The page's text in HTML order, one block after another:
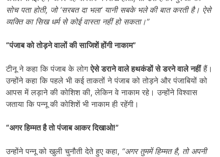
सोच पता होती, जो ‘सरबत दा भला‘ यानी सबके भले की बात करती है। ऐसे
व्यक्ति का सिख धर्म से कोई वास्ता नहीं हो सकता।”
“पंजाब को तोड़ने वालों की साजिशें होंगी नाकाम”
टीनू ने कहा कि पंजाब के लोगऐसे डराने वाले हथकंडों से डरने वाले नहींहैं।
उन्होंने कहा कि पहले भी कई ताकतों ने पंजाब को तोड़ने और पंजाबियों को
आपस में लड़ाने की कोशिश की, लेकिन वे नाकाम रहे। उन्होंने विश्वास
जताया कि पन्नू की कोशिशें भी नाकाम ही रहेंगी।
“अगर हिम्मत है तो पंजाब आकर दिखाओ!”
उन्होंने पन्नू को खुली चुनौती देते हुए कहा, “अगर तुममें हिम्मत है, तो अपनी